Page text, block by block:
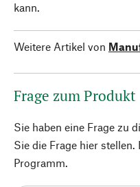
kann.
Weitere Artikel von
Frage zum Produkt
Sie haben eine Frage zu
Sie die Frage hier
Programm.